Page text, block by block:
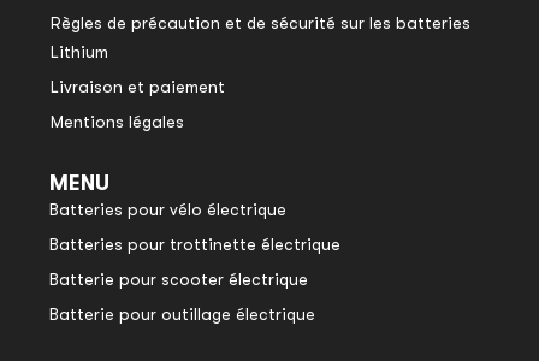
Règles de précaution et de sécurité sur les batteries
Lithium
Livraison et paiement
Mentions légales
MENU
Batteries pour vélo électrique
Batteries pour trottinette électrique
Batterie pour scooter électrique
Batterie pour outillage électrique